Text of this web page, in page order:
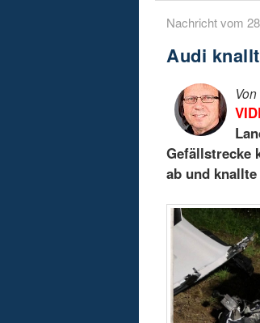
Nachricht vom
Audi
Gefällstrecke
ab und